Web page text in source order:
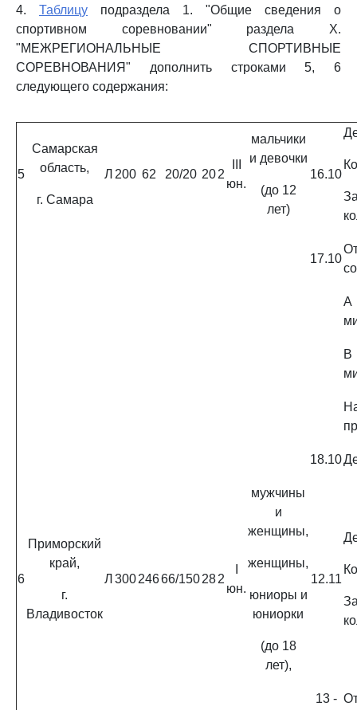
4. Таблицу подраздела 1. "Общие сведения о
спортивном соревновании" раздела X.
"МЕЖРЕГИОНАЛЬНЫЕ СПОРТИВНЫЕ
СОРЕВНОВАНИЯ" дополнить строками 5, 6
следующего содержания:
5
Самарская
область,
г. Самара
Л 200 62 20/20 202
юн.
мальчики
и девочки
(до 12
лет)
16.10
17.10
18.10
6
Приморский
край,
г.
Владивосток
Л 30024666/150282
юн.
мужчины
и
женщины,
женщины,
юниоры и
юниорки
(до 18
лет),
12.11
13 -